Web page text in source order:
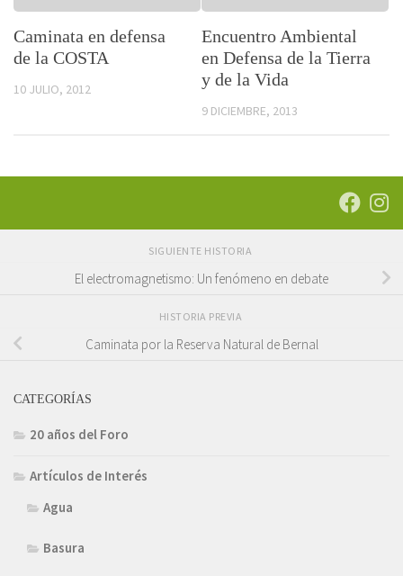
Caminata en defensa
de la COSTA
10 JULIO, 2012
Encuentro Ambiental
en Defensa de la Tierra
y de la Vida
9 DICIEMBRE, 2013
SIGUIENTE HISTORIA
El electromagnetismo: Un fenómeno en debate
HISTORIA PREVIA
Caminata por la Reserva Natural de Bernal
CATEGORÍAS
20 años del Foro
Artículos de Interés
Agua
Basura